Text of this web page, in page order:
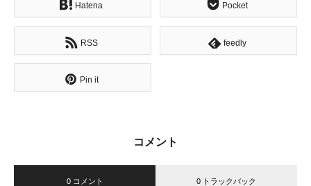
Hatena Pocket
RSS feedly
Pin it
コメント
0 コメント 0 トラックバック